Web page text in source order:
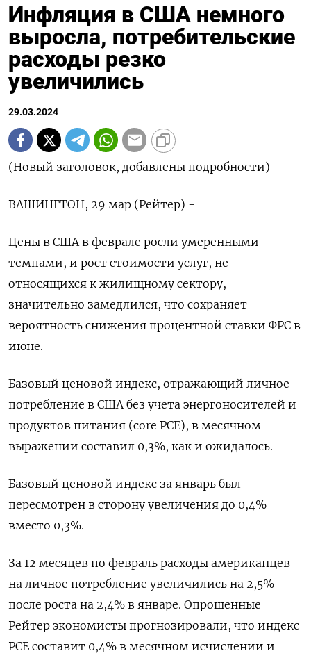
Инфляция в США немного
выросла, потребительские
расходы резко
увеличились
29.03.2024
(Новый заголовок, добавлены подробности)
ВАШИНГТОН, 29 мар (Рейтер) -
Цены в США в феврале росли умеренными
темпами, и рост стоимости услуг, не
относящихся к жилищному сектору,
значительно замедлился, что сохраняет
вероятность снижения процентной ставки ФРС в
июне.
Базовый ценовой индекс, отражающий личное
потребление в США без учета энергоносителей и
продуктов питания (core PCE), в месячном
выражении составил 0,3%, как и ожидалось.
Базовый ценовой индекс за январь был
пересмотрен в сторону увеличения до 0,4%
вместо 0,3%.
За 12 месяцев по февраль расходы американцев
на личное потребление увеличились на 2,5%
после роста на 2,4% в январе. Опрошенные
Рейтер экономисты прогнозировали, что индекс
PCE составит 0,4% в месячном исчислении и